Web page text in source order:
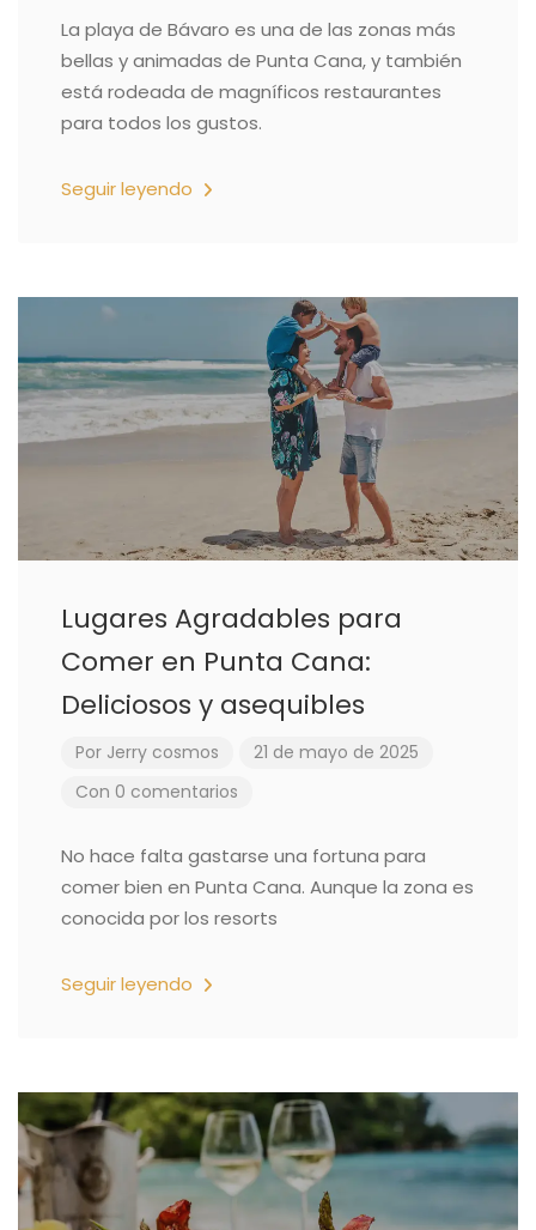
La playa de Bávaro es una de las zonas más
bellas y animadas de Punta Cana, y también
está rodeada de magníficos restaurantes
para todos los gustos.
Seguir leyendo
Lugares Agradables para
Comer en Punta Cana:
Deliciosos y asequibles
Por Jerry cosmos
21 de mayo de 2025
Con 0 comentarios
No hace falta gastarse una fortuna para
comer bien en Punta Cana. Aunque la zona es
conocida por los resorts
Seguir leyendo